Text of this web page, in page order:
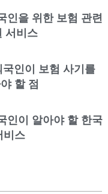
인을 위한 보험 관련
서비스
인이 보험 사기를
할 점
인이 알아야 할 한국
비스